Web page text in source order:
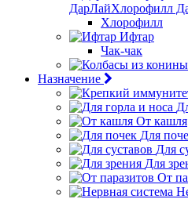
ДарЛайХлорофилл
Хлорофилл
Ифтар
Чак-чак
Назначение
От кашля
Для
Для
Для
От